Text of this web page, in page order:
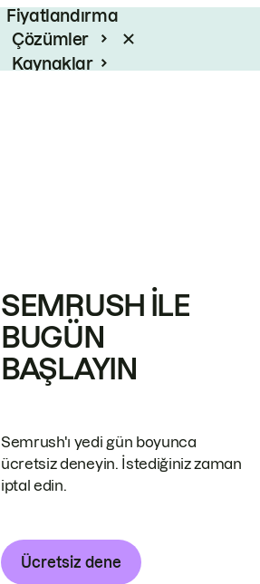
Fiyatlandırma
Çözümler
Kaynaklar
SEMRUSH ILE
BUGÜN
BAŞLAYIN
Semrush'ı yedi gün boyunca
ücretsiz deneyin. İstediğiniz zaman
iptal edin.
Ücretsiz dene